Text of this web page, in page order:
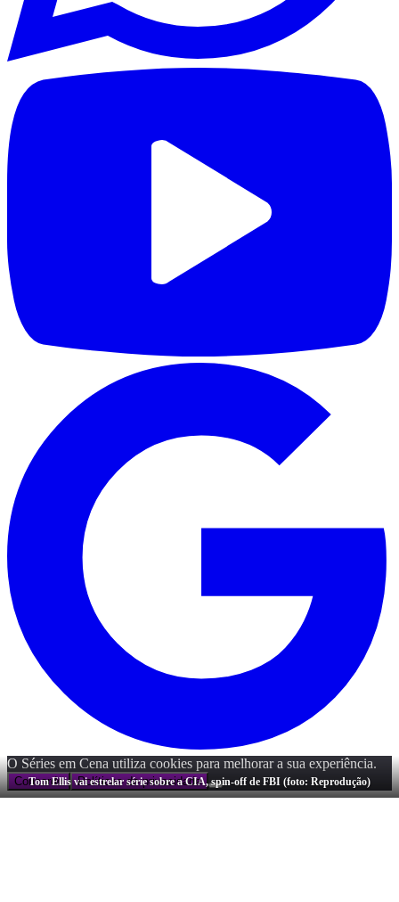
Tom Ellis vai estrelar série sobre a CIA, spin-off de FBI (foto: Reprodução)
O Séries em Cena utiliza cookies para melhorar a sua experiência.
Concordo Políticas de privacidade